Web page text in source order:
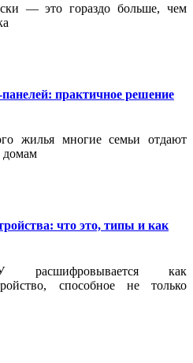
— это гораздо больше, чем
практичное решение
жилья многие семьи отдают
домам
что это, типы и как
расшифровывается как
способное не только